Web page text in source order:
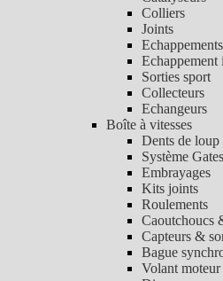
Colliers
Joints
Echappement
Sorties sport
Collecteurs
Echangeurs
Boîte à vitesses
Dents de loup
Système
Embrayages
Kits joints
Roulements
Caoutchoucs
Capteurs &
Bague
Volant moteur